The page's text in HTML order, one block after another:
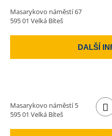
Masarykovo náměstí 67
595 01 Velká Bíteš
DALŠÍ
Masarykovo náměstí 5
595 01 Velká Bíteš